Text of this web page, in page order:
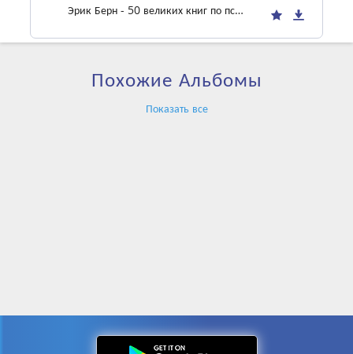
Эрик Берн - 50 великих книг по психологии
Похожие Альбомы
Показать все